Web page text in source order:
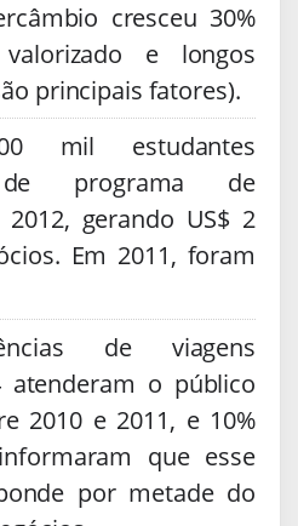
cresceu 30%
e longos
principais fatores).
mil estudantes
de programa de
gerando US$ 2
Em 2011, foram
de viagens
atenderam o público
2010 e 2011, e 10%
que esse
por metade do